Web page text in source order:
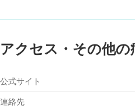
アクセス・その他の
公式サイト
連絡先